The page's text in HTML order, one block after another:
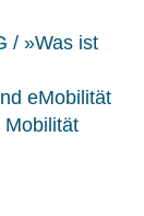
/ »Was ist
eMobilität
Mobilität